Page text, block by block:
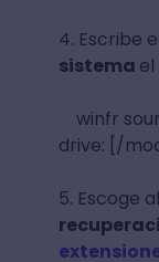
4. Escribe
sistema
winfr
drive: [/
5. Escoge